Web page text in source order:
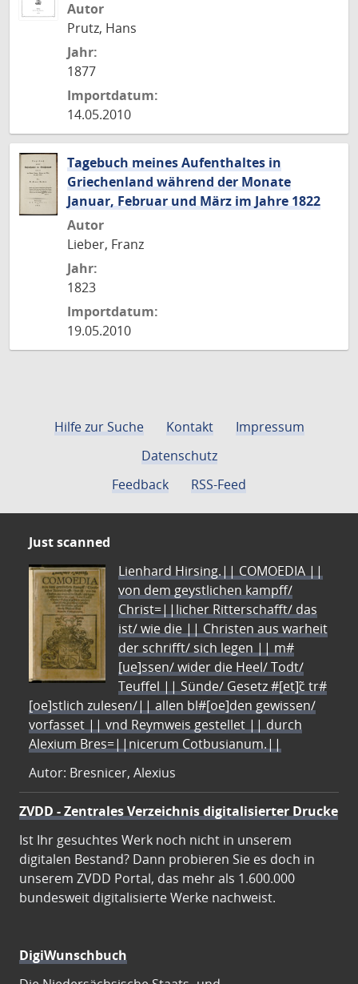
Autor
Prutz, Hans
Jahr:
1877
Importdatum:
14.05.2010
Tagebuch meines Aufenthaltes in
Griechenland während der Monate
Januar, Februar und März im Jahre 1822
Autor
Lieber, Franz
Jahr:
1823
Importdatum:
19.05.2010
Hilfe zur Suche Kontakt
Impressum
Datenschutz
Feedback
RSS-Feed
Just scanned
Lienhard Hirsing.|| COMOEDIA ||
von dem geystlichen kampff/
Christ=||licher Ritterschafft/ das
ist/ wie die || Christen aus warheit
der schrifft/ sich legen || m#
[ue]ssen/ wider die Heel/ Todt/
Teuffel || Sünde/ Gesetz #[et]c̃ tr#
[oe]stlich zulesen/|| allen bl#[oe]den gewissen/
vorfasset || vnd Reymweis gestellet || durch
Alexium Bres=||nicerum Cotbusianum.||
Autor: Bresnicer, Alexius
ZVDD - Zentrales Verzeichnis digitalisierter Drucke
Ist Ihr gesuchtes Werk noch nicht in unserem
digitalen Bestand? Dann probieren Sie es doch in
unserem ZVDD Portal, das mehr als 1.600.000
bundesweit digitalisierte Werke nachweist.
DigiWunschbuch